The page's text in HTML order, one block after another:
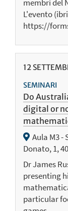
membri del
L'evento
https://
12
SEMINARI
Do
digital or
Aula M3 -
Donato, 1,
Dr James
presenting
particular